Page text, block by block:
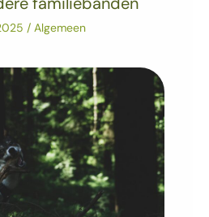
/ Algemeen